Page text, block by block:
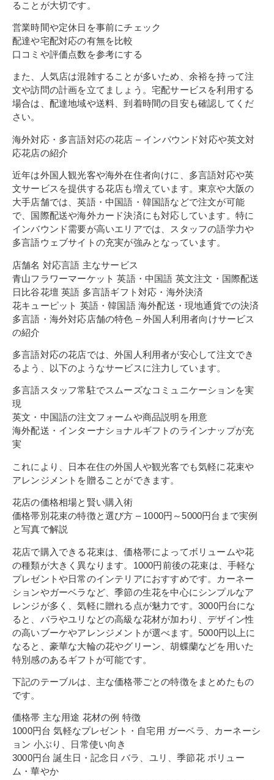
ることが大切です。
営業時間や定休日を事前にチェック
配達や宅配対応の有無を比較
口コミや評価点数を参考にする
また、人気店は混雑することが多いため、余裕を持って注
文や訪問の計画を立てましょう。宅配サービスを利用する
場合は、配達地域や送料、到着時間の目安も確認してくだ
さい。
海外対応・多言語対応の花店 – インバウンド対応や英文対
応花店の紹介
近年は外国人観光客や海外在住者向けに、多言語対応や英
文サービスを提供する花店も増えています。東京や大阪の
大手店舗では、英語・中国語・韓国語などで注文が可能
で、国際配送や海外カード決済にも対応しています。特に
インバウンド需要が高いエリアでは、スタッフの語学力や
多言語ウェブサイトの充実が強みとなっています。
店舗名 対応言語 主なサービス
青山フラワーマーケット 英語・中国語 英文注文・国際配送
日比谷花壇 英語 多言語ギフト対応・海外決済
花キューピット 英語・韓国語 海外配送・現地通貨での決済
多言語・海外対応店舗の特色 – 外国人利用者向けサービス
の紹介
多言語対応の花店では、外国人利用者が安心して注文でき
るよう、以下のようなサービスに注力しています。
多言語スタッフ常駐でスムーズなコミュニケーションを実
現
英文・中国語の注文フォームや商品説明を用意
海外配送・インターナショナルギフトのラインナップが充
実
これにより、日本在住の外国人や観光客でも気軽に花束や
アレンジメントを贈ることができます。
花店の価格相場と賢い購入術
価格帯別花束の特徴と選び方 – 1000円～5000円台まで実例
と写真で解説
花店で購入できる花束は、価格帯によってボリュームや花
の種類が大きく異なります。1000円前後の花束は、手軽な
プレゼントや日常のインテリアにおすすめです。カーネー
ションやガーベラなど、季節の生花を中心にシンプルなア
レンジが多く、気軽に贈れる点が魅力です。3000円台にな
ると、バラやユリなどの高級な花材が加わり、デザイン性
の高いブーケやアレンジメントが選べます。5000円以上に
なると、豪華な大輪の花やグリーン、胡蝶蘭などを用いた
特別感のあるギフトが可能です。
下記のテーブルは、主な価格帯ごとの特徴をまとめたもの
です。
価格帯 主な用途 花材の例 特徴
1000円台 気軽なプレゼント・自宅用 ガーベラ、カーネーシ
ョン 小ぶり、日常使い向き
3000円台 誕生日・記念日 バラ、ユリ、季節花 ボリュー
ム・華やか